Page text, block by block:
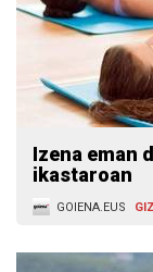
Izena eman
ikastaroan
GOIENA.EUS